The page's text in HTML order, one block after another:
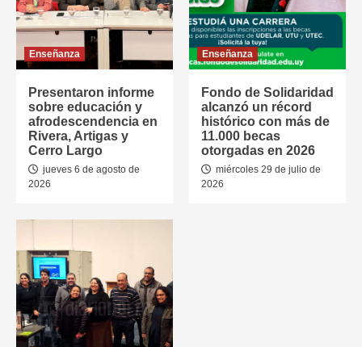
Enseñanza
Presentaron informe
sobre educación y
afrodescendencia en
Rivera, Artigas y
Cerro Largo
jueves 6 de agosto de
2026
Enseñanza
Fondo de Solidaridad
alcanzó un récord
histórico con más de
11.000 becas
otorgadas en 2026
miércoles 29 de julio de
2026